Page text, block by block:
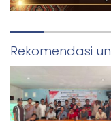
Rekomendasi